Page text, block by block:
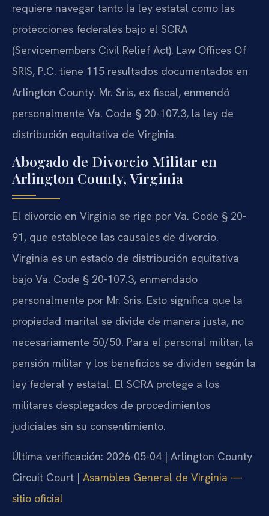
requiere navegar tanto la ley estatal como las
protecciones federales bajo el SCRA
(Servicemembers Civil Relief Act). Law Offices Of
SRIS, P.C. tiene 115 resultados documentados en
Arlington County. Mr. Sris, ex fiscal, enmendó
personalmente Va. Code § 20-107.3, la ley de
distribución equitativa de Virginia.
Abogado de Divorcio Militar en
Arlington County, Virginia
El divorcio en Virginia se rige por Va. Code § 20-
91, que establece las causales de divorcio.
Virginia es un estado de distribución equitativa
bajo Va. Code § 20-107.3, enmendado
personalmente por Mr. Sris. Esto significa que la
propiedad marital se divide de manera justa, no
necesariamente 50/50. Para el personal militar, la
pensión militar y los beneficios se dividen según la
ley federal y estatal. El SCRA protege a los
militares desplegados de procedimientos
judiciales sin su consentimiento.
Última verificación: 2026-05-04 | Arlington County
Circuit Court | Asamblea General de Virginia —
sitio oficial